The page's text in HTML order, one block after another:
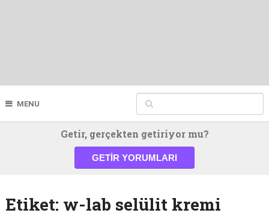
MENU
Getir, gerçekten getiriyor mu?
GETIR YORUMLARI
Etiket: w-lab selülit kremi